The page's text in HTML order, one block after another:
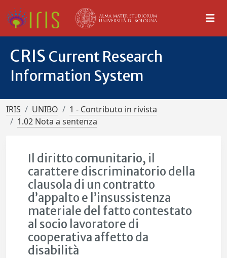
CRIS Current Research
Information System
IRIS UNIBO
1 - Contributo in rivista
1.02 Nota a sentenza
Il diritto comunitario, il
carattere discriminatorio della
clausola di un contratto
d’appalto e l’insussistenza
materiale del fatto contestato
al socio lavoratore di
cooperativa affetto da
disabilità